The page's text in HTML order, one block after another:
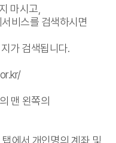
마시고,
비스를 검색하시면
가 검색됩니다.
맨 왼쪽의
에서 개인명의 계좌 및